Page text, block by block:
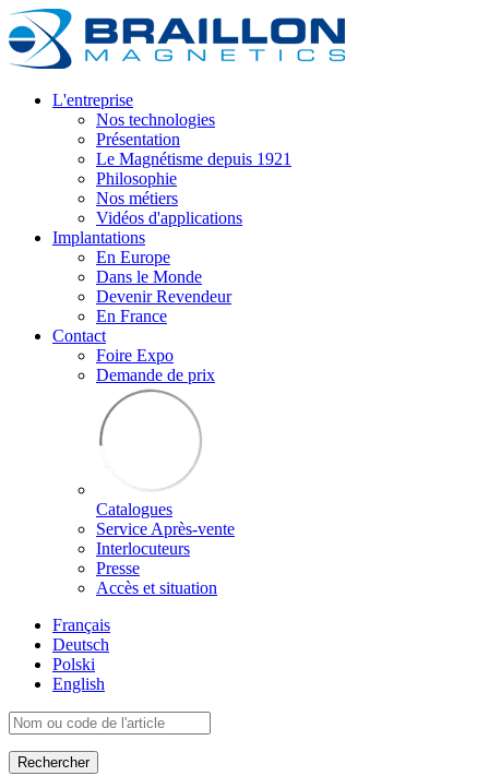
L'entreprise
Nos technologies
Présentation
Le Magnétisme depuis 1921
Philosophie
Nos métiers
Vidéos d'applications
Implantations
En Europe
Dans le Monde
Devenir Revendeur
En France
Contact
Foire Expo
Demande de prix
Catalogues
Service Après-vente
Interlocuteurs
Presse
Accès et situation
Français
Deutsch
Polski
English